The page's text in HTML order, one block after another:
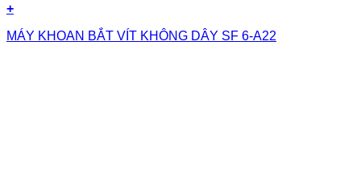
+
MÁY KHOAN BẮT VÍT KHÔNG DÂY SF 6-A22